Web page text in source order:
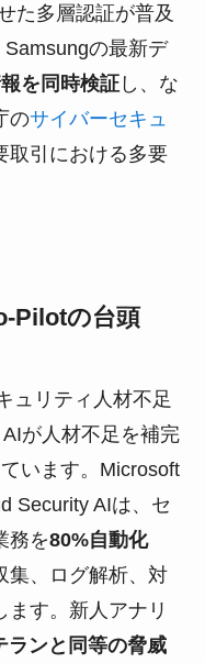
た多層認証が普及
の最新デ
を同時検証し、な
のサイバーセキュ
取引における多要
Pilotの台頭
ュリティ人材不足
が人材不足を補完
います。Microsoft
Security AIは、セ
務を80%自動化
集、ログ解析、対
す。新人アナリ
ランと同等の脅威